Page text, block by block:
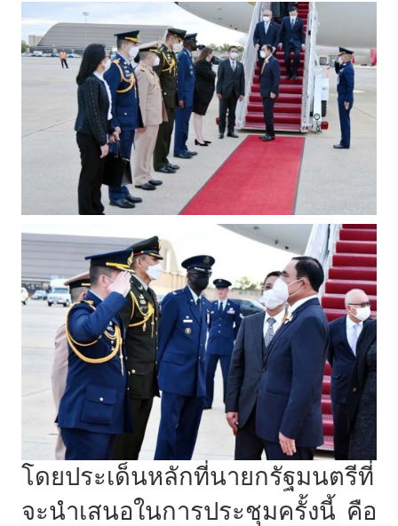
โดยประเด็นหลักที่นายกรัฐมนตรีที่
จะนำเสนอในการประชุมครั้งนี้ คือ